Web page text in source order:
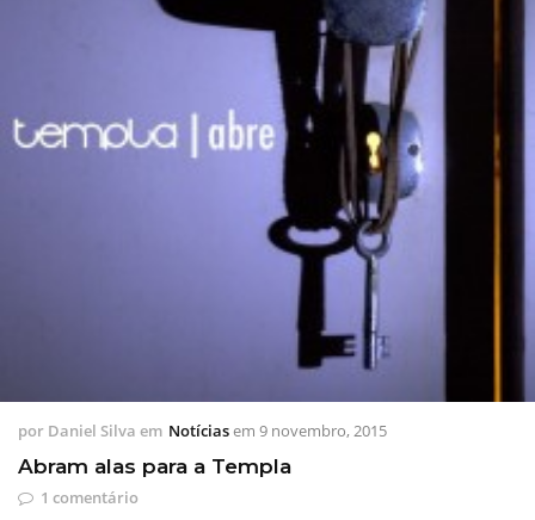
por Daniel Silva em Notíciasem 9 novembro, 2015
Abram alas para a Templa
1 comentário